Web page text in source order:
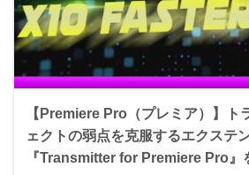
【Premiere Pro（プレミア）】ト
ェクトの弱点を克服するエクステ
『Transmitter for Premiere Pro』